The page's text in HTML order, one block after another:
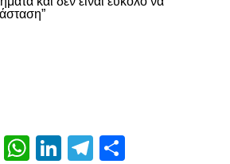
Pinterest
WhatsApp
LinkedIn
Telegram